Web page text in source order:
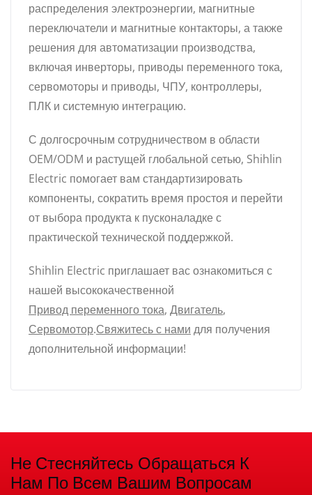
распределения электроэнергии, магнитные
переключатели и магнитные контакторы, а также
решения для автоматизации производства,
включая инверторы, приводы переменного тока,
сервомоторы и приводы, ЧПУ, контроллеры,
ПЛК и системную интеграцию.
С долгосрочным сотрудничеством в области
OEM/ODM и растущей глобальной сетью, Shihlin
Electric помогает вам стандартизировать
компоненты, сократить время простоя и перейти
от выбора продукта к пусконаладке с
практической технической поддержкой.
Shihlin Electric приглашает вас ознакомиться с
нашей высококачественной
Привод переменного тока, Двигатель,
Сервомотор.Свяжитесь с нами для получения
дополнительной информации!
Не Стесняйтесь Обращаться К
Нам По Всем Вашим Вопросам